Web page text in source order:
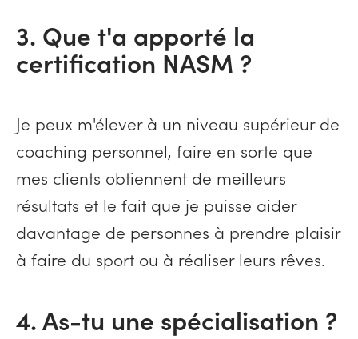
3. Que t'a apporté la
certification NASM ?
Je peux m'élever à un niveau supérieur de
coaching personnel, faire en sorte que
mes clients obtiennent de meilleurs
résultats et le fait que je puisse aider
davantage de personnes à prendre plaisir
à faire du sport ou à réaliser leurs rêves.
4. As-tu une spécialisation ?